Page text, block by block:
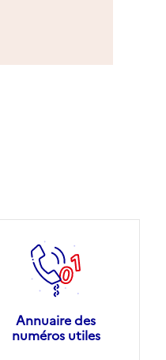
Annuaire des
numéros utiles